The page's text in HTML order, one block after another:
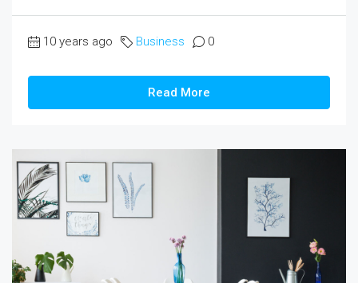
10 years ago Business 0
Read More